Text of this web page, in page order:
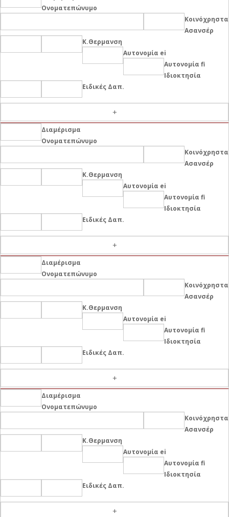
Ονοματεπώνυμο
Κοινόχρηστα
Ασανσέρ
Κ.Θερμανση
Αυτονομία ei
Αυτονομία fi
Ιδιοκτησία
Ειδικές Δαπ.
Διαμέρισμα
Ονοματεπώνυμο
Κοινόχρηστα
Ασανσέρ
Κ.Θερμανση
Αυτονομία ei
Αυτονομία fi
Ιδιοκτησία
Ειδικές Δαπ.
Διαμέρισμα
Ονοματεπώνυμο
Κοινόχρηστα
Ασανσέρ
Κ.Θερμανση
Αυτονομία ei
Αυτονομία fi
Ιδιοκτησία
Ειδικές Δαπ.
Διαμέρισμα
Ονοματεπώνυμο
Κοινόχρηστα
Ασανσέρ
Κ.Θερμανση
Αυτονομία ei
Αυτονομία fi
Ιδιοκτησία
Ειδικές Δαπ.